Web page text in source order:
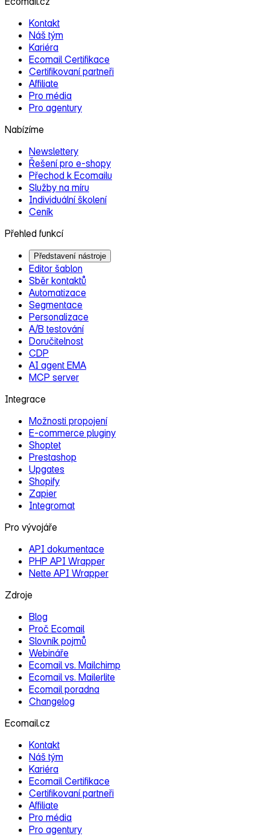
Kontakt
Náš tým
Kariéra
Ecomail Certifikace
Certifikovaní partneři
Affiliate
Pro média
Pro agentury
Nabízíme
Newslettery
Řešení pro e‑shopy
Přechod k Ecomailu
Služby na míru
Individuální školení
Ceník
Přehled funkcí
Představení nástroje
Editor šablon
Sběr kontaktů
Automatizace
Segmentace
Personalizace
A/B testování
Doručitelnost
CDP
AI agent EMA
MCP server
Integrace
Možnosti propojení
E‑commerce pluginy
Shoptet
Prestashop
Upgates
Shopify
Zapier
Integromat
Pro vývojáře
API dokumentace
PHP API Wrapper
Nette API Wrapper
Zdroje
Blog
Proč Ecomail
Slovník pojmů
Webináře
Ecomail vs. Mailchimp
Ecomail vs. Mailerlite
Ecomail poradna
Changelog
Ecomail.cz
Kontakt
Náš tým
Kariéra
Ecomail Certifikace
Certifikovaní partneři
Affiliate
Pro média
Pro agentury